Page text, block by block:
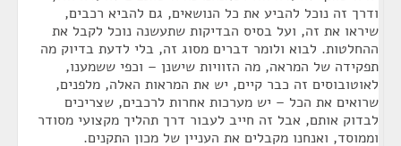
ודרך זה נוכל להביע את כל הנושאים, גם להביא רכבים,
שיראו את זה, ועל בסיס הבדיקות שתעשנה נוכל לקבל את
ההחלטות. לבוא ולומר דברים מסוג זה, בלי לדעת בדיוק מה
תפקידה של המראה, מה הזוויות שישנן – וכפי ששמענו,
לאוטובוסים זה כבר קיים, יש את המראות האלה, מלפנים,
שרואים את הכל – יש מערכות אחרות לרכבים, שצריכים
לבדוק אותם, אבל זה חייב לעבור דרך תהליך מקצועי מסודר
וממוסד, ואנחנו מקבלים את העניין של מכון התקנים.